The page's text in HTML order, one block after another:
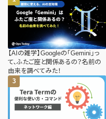
【AIの雑学】Googleの「Gemini」っ
て、ふたご座と関係あるの？名前の
由来を調べてみた！